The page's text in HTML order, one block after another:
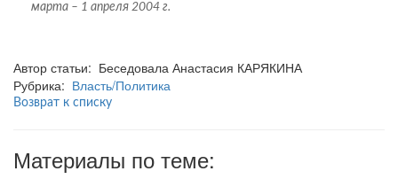
марта – 1 апреля 2004 г.
Автор статьи: Беседовала Анастасия КАРЯКИНА
Рубрика: Власть/Политика
Возврат к списку
Материалы по теме: